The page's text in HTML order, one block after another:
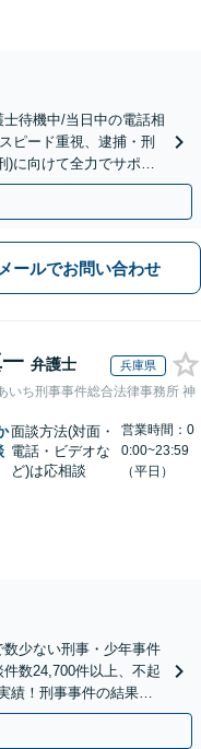
士待機中/当日中の電話相
ピード重視、逮捕・刑
)に向けて全力でサポー
メールでお問い合わせ
弁護士 兵庫県
いち刑事事件総合法律事務所 神
面談方法(対面・
電話・ビデオな
ど)は応相談
営業時間：0
0:00~23:59
（平日）
数少ない刑事・少年事件
数24,700件以上、不起
績！刑事事件の結果は
】